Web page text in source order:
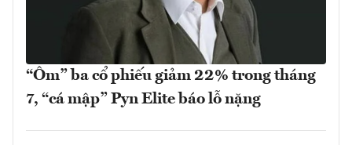
“Ôm” ba cổ phiếu giảm 22% trong tháng
7, “cá mập” Pyn Elite báo lỗ nặng